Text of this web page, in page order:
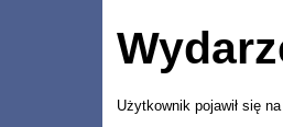
Użytkownik pojawił się